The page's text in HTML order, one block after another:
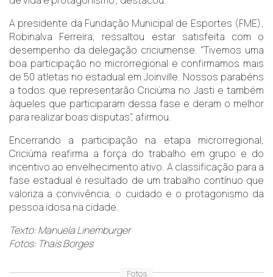
A presidente da Fundação Municipal de Esportes (FME),
Robinalva Ferreira, ressaltou estar satisfeita com o
desempenho da delegação criciumense. "Tivemos uma
boa participação no microrregional e confirmamos mais
de 50 atletas no estadual em Joinville. Nossos parabéns
a todos que representarão Criciúma no Jasti e também
àqueles que participaram dessa fase e deram o melhor
para realizar boas disputas", afirmou.
Encerrando a participação na etapa microrregional,
Criciúma reafirma a força do trabalho em grupo e do
incentivo ao envelhecimento ativo. A classificação para a
fase estadual é resultado de um trabalho contínuo que
valoriza a convivência, o cuidado e o protagonismo da
pessoa idosa na cidade.
Texto: Manuela Linemburger
Fotos: Thais Borges
Fotos